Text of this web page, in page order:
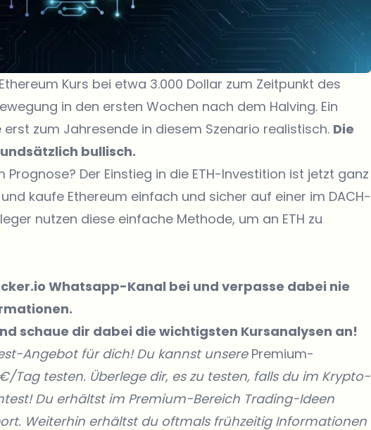
Kurs bei etwa 3.000 Dollar zum Zeitpunkt des
in den ersten Wochen nach dem Halving. Ein
zum Jahresende in diesem Szenario realistisch. Die
bullisch.
Der Einstieg in die ETH-Investition ist jetzt ganz
und kaufe Ethereum einfach und sicher auf einer im DACH-
nutzen diese einfache Methode, um an ETH zu
Whatsapp-Kanal bei und verpasse dabei nie
schaue dir dabei die wichtigsten Kursanalysen an!
Angebot für dich! Du kannst unsere Premium-
Tag testen. Überlege dir, es zu testen, falls du im Krypto-
Du erhältst im Premium-Bereich Trading-Ideen
Weiterhin erhältst du oftmals frühzeitig Informationen